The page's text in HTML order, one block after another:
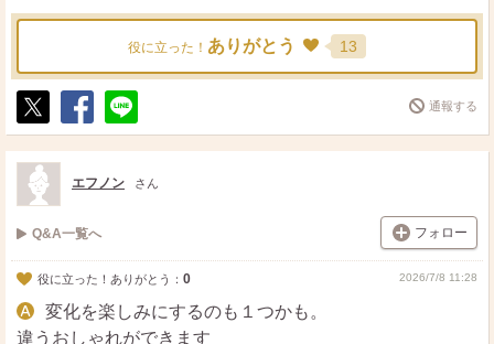
役に立った！ ありがとう 13
ポ
ス
ト
シ
ェ
送
る
通報する
エフノン さん
Q&A一覧へ フォロー
役に立った！ありがとう： 0 2026/7/8 11:28
変化を楽しみにするのも１つかも。
違うおしゃれができます